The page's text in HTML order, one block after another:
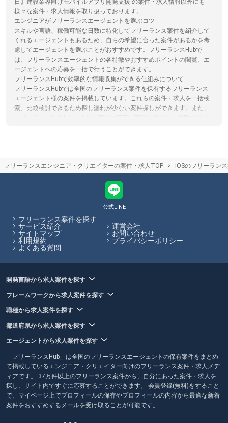
日】建設業界向けモバイルアプリ開発支援 の案件・求人情報以外にも
様々な案件・求人情報を取り扱っております。
エンジニアがフリーランスエージェントを選ぶコツ
スキルや言語、稼働可能な日数に特化してフリーランス案件を紹介して
くれるエージェントもあるため、自らの希望に合った案件があるかを考
慮してエージェントを選ぶことがおすすめです。フリーランスHubで
は、フリーランスエージェントの各特徴やおすすめポイントの閲覧、エ
ージェントへの応募を一括で行うことができます。
フリーランスHubで効率的な情報収集ができる仕組みについて
フリーランスHubでは全国のフリーランス案件を保有するフリーランス
エージェント様の案件を掲載しています。これらの案件・求人を一括検
索、比較検討できるため探し漏れが少ない案件探しができます。また、
最近は在宅/リモートワーク可能な案件が増えており、フリーランスエー
多いエージェントやリモート案件が多いエージェントなど、エージェン
トによって特徴がありますので、リモート案件に強いエージェントを選
ぶのがおすすめです。フリーランスHubでは、各エージェントのサービ
ス内容やその比較をサイト内で行うことができます。
フリーランスHubはお客様のフリーランス案件探しを最大限サポートし
ていきます。
フリーランスエンジニア・クリエイターの案件・求人TOP iOSのフリーラン
公式LINE
フリーランス案件を探す
サービス紹介
運営会社
サイトマップ
お問い合わせ
利用規約
プライバシーポリシー
よくある質問
開発言語から求人案件を探す
フレームワークから求人案件を探す
職種から求人案件を探す
都道府県から求人案件を探す
エージェントから求人案件を探す
「フリーランスHub」は全国のフリーランスエージェントの保有案件をまとめ
て掲載しているエンジニア・クリエイター向けのフリーランス案件・求人メデ
ィアです。 37万件以上のフリーランス案件から、自分にあった案件・求人を
探し、サイト内ですぐに応募することができます。 会員登録(無料)をすること
で、マイページ上でプロフィールの保存やプロフィールの内容から最適な新着
案件をおすすめするメールを受け取ることが可能です。